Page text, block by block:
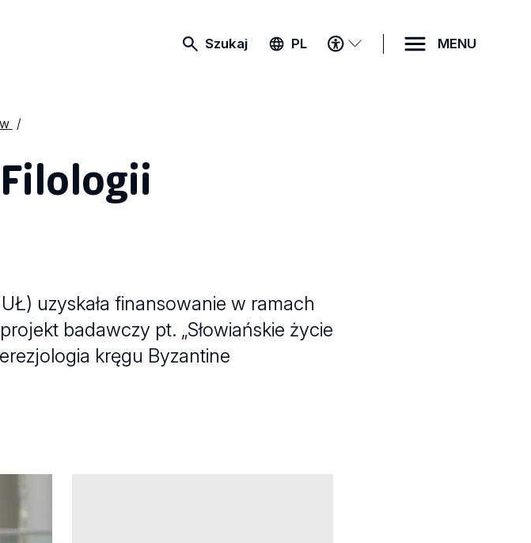
Szukaj PL
MENU
DOSTĘPNOŚCI
MENU
uzyskała finansowanie w ramach
badawczy pt. „Słowiańskie życie
kręgu Byzantine